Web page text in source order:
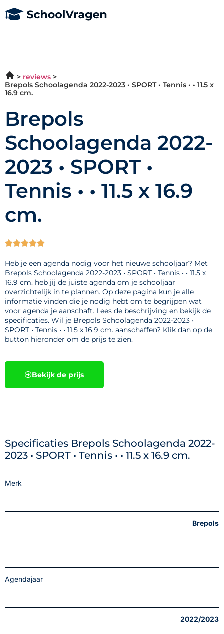
reviews
Brepols Schoolagenda 2022-2023 • SPORT • Tennis • • 11.5 x
16.9 cm.
Brepols
Schoolagenda 2022-
2023 • SPORT •
Tennis • • 11.5 x 16.9
cm.

Heb je een agenda nodig voor het nieuwe schooljaar? Met
Brepols Schoolagenda 2022-2023 • SPORT • Tennis • • 11.5 x
16.9 cm. heb jij de juiste agenda om je schooljaar
overzichtelijk in te plannen. Op deze pagina kun je alle
informatie vinden die je nodig hebt om te begrijpen wat
voor agenda je aanschaft. Lees de beschrijving en bekijk de
specificaties. Wil je Brepols Schoolagenda 2022-2023 •
SPORT • Tennis • • 11.5 x 16.9 cm. aanschaffen? Klik dan op de
button hieronder om de prijs te zien.
Bekijk de prijs
Specificaties Brepols Schoolagenda 2022-
2023 • SPORT • Tennis • • 11.5 x 16.9 cm.
Merk
Brepols
Agendajaar
2022/2023